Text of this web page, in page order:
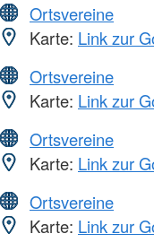
Ortsvereine
Karte: Link zur
Ortsvereine
Karte: Link zur
Ortsvereine
Karte: Link zur
Ortsvereine
Karte: Link zur